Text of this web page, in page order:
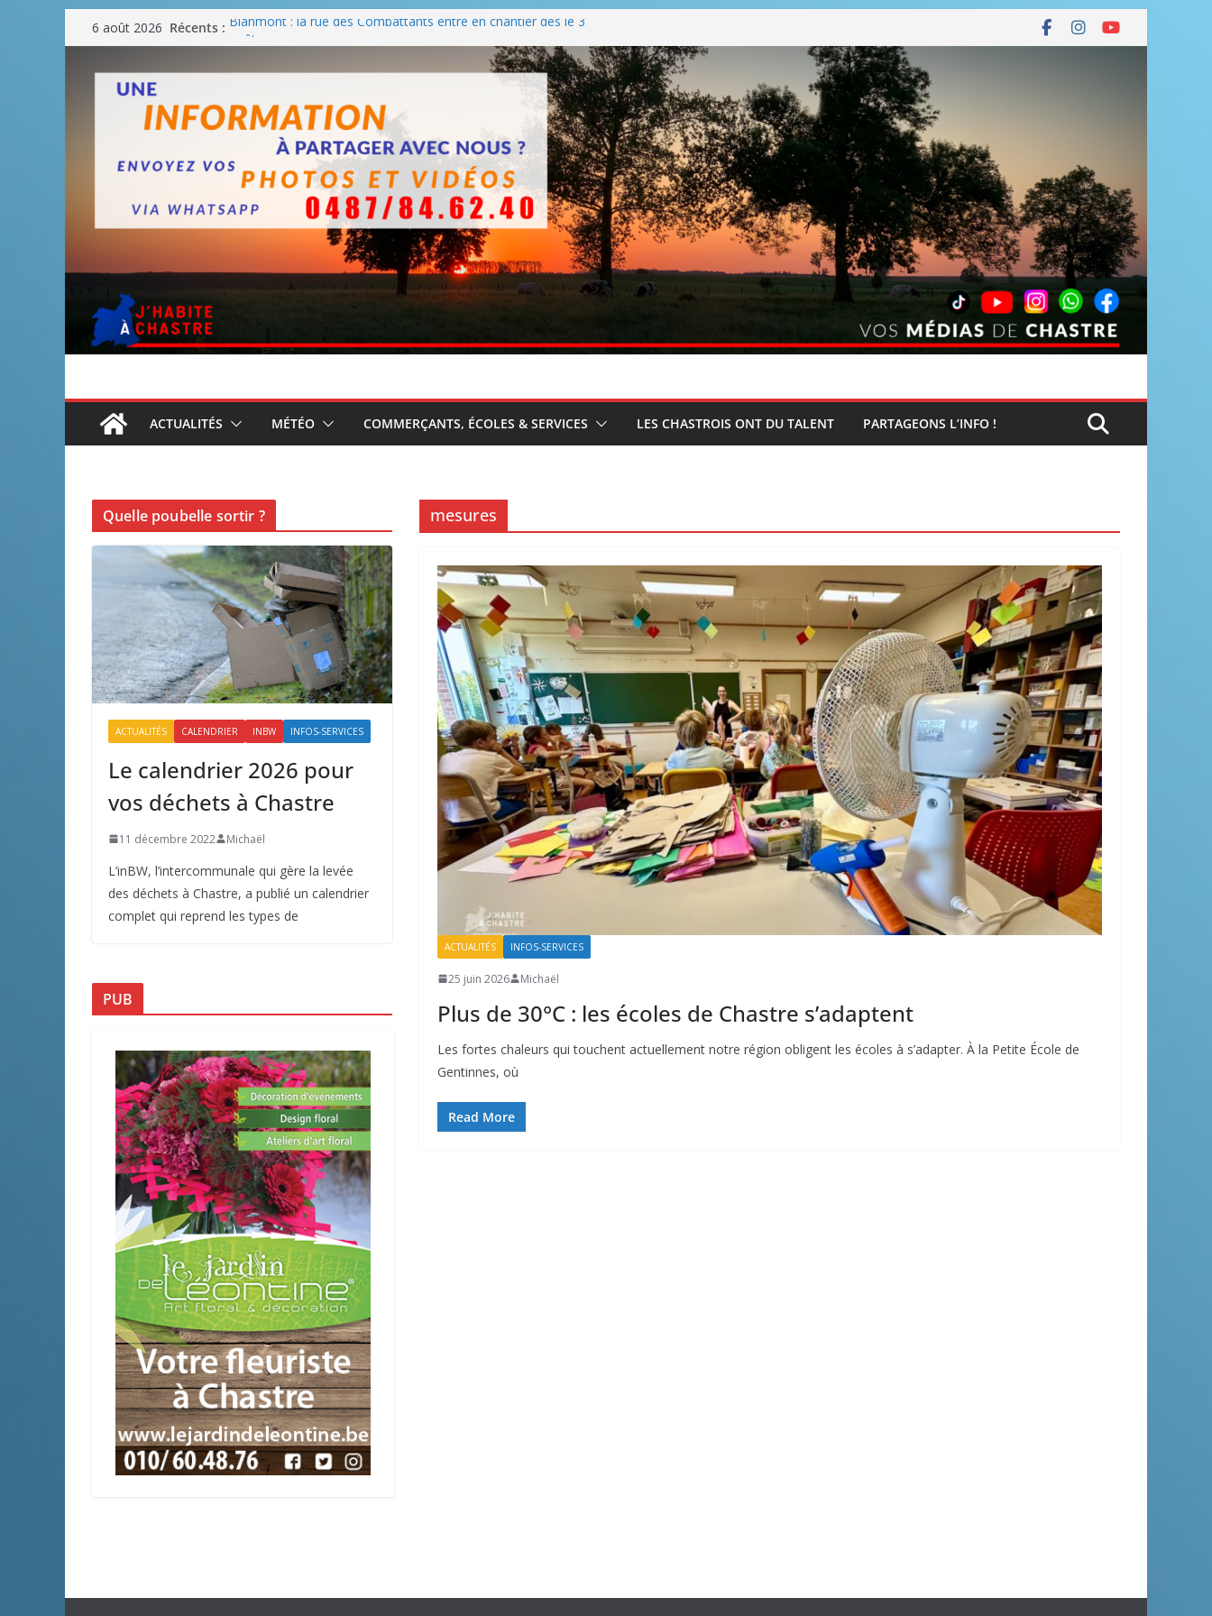
Passer
au
contenu
6 août 2026 Récents : Blanmont : la rue des Combattants entre en chantier dès le 3
août
Une fête nationale sans drache
ACTUALITÉS MÉTÉO COMMERÇANTS, ÉCOLES & SERVICES LES CHASTROIS ONT DU TALENT PARTAGEONS L’INFO !
mesures
ACTUALITÉS INFOS-SERVICES
25 juin 2026 Michaël
Plus de 30°C : les écoles de Chastre s’adaptent
Les fortes chaleurs qui touchent actuellement notre région obligent les écoles à s’adapter. À la Petite École de
Gentinnes, où
Read More
Quelle poubelle sortir ?
ACTUALITÉS CALENDRIER INBW INFOS-SERVICES
Le calendrier 2026 pour
vos déchets à Chastre
11 décembre 2022 Michaël
L’inBW, l’intercommunale qui gère la levée
des déchets à Chastre, a publié un calendrier
complet qui reprend les types de
PUB